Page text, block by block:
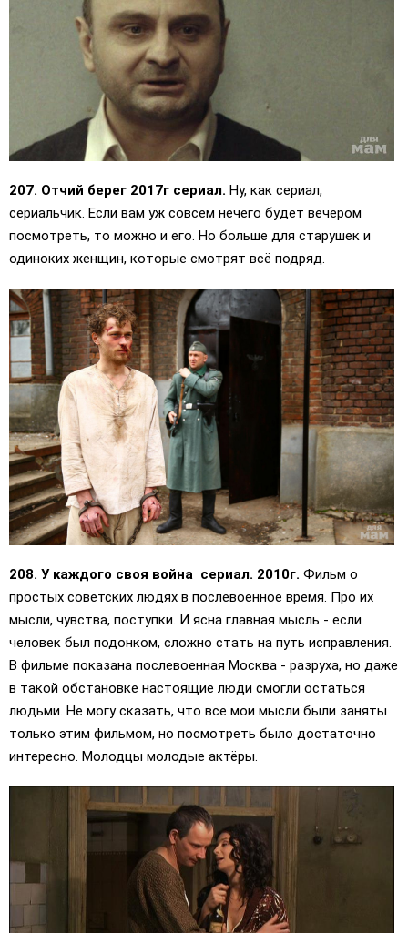
207. Отчий берег 2017г сериал. Ну, как сериал,
сериальчик. Если вам уж совсем нечего будет вечером
посмотреть, то можно и его. Но больше для старушек и
одиноких женщин, которые смотрят всё подряд.
208. У каждого своя война сериал. 2010г. Фильм о
простых советских людях в послевоенное время. Про их
мысли, чувства, поступки. И ясна главная мысль - если
человек был подонком, сложно стать на путь исправления.
В фильме показана послевоенная Москва - разруха, но даже
в такой обстановке настоящие люди смогли остаться
людьми. Не могу сказать, что все мои мысли были заняты
только этим фильмом, но посмотреть было достаточно
интересно. Молодцы молодые актёры.